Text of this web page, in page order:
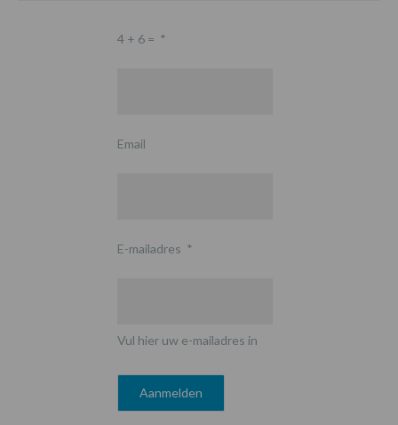
4 + 6 = *
Email
E-mailadres *
Vul hier uw e-mailadres in